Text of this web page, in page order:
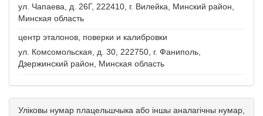
ул. Чапаева, д. 26Г, 222410, г. Вилейка, Минский район,
Минская область
центр эталонов, поверки и калибровки
ул. Комсомольская, д. 30, 222750, г. Фаниполь,
Дзержинский район, Минская область
Уліковы нумар плацельшчыка або іншы аналагічны нумар,